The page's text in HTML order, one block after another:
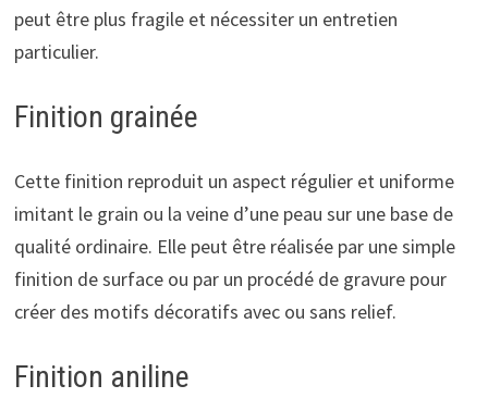
peut être plus fragile et nécessiter un entretien
particulier.
Finition grainée
Cette finition reproduit un aspect régulier et uniforme
imitant le grain ou la veine d’une peau sur une base de
qualité ordinaire. Elle peut être réalisée par une simple
finition de surface ou par un procédé de gravure pour
créer des motifs décoratifs avec ou sans relief.
Finition aniline